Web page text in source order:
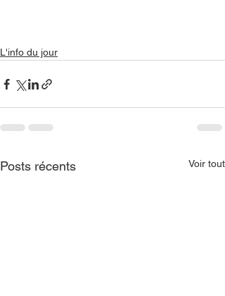
L'info du jour
Posts récents Voir tout